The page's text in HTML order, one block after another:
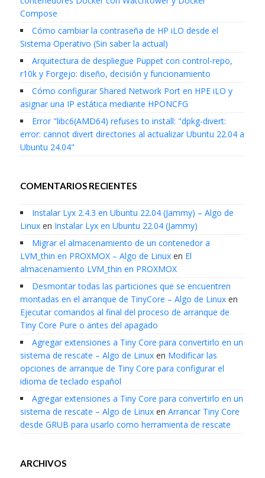
Compose
Cómo cambiar la contraseña de HP iLO desde el
Sistema Operativo (Sin saber la actual)
Arquitectura de despliegue Puppet con control-repo,
r10k y Forgejo: diseño, decisión y funcionamiento
Cómo configurar Shared Network Port en HPE iLO y
asignar una IP estática mediante HPONCFG
Error "libc6(AMD64) refuses to install: "dpkg-divert:
error: cannot divert directories al actualizar Ubuntu 22.04 a
Ubuntu 24.04"
COMENTARIOS RECIENTES
Instalar Lyx 2.4.3 en Ubuntu 22.04 (Jammy) – Algo de
Linuxen Instalar Lyx en Ubuntu 22.04 (Jammy)
Migrar el almacenamiento de un contenedor a
LVM_thin en PROXMOX – Algo de Linuxen El
almacenamiento LVM_thin en PROXMOX
Desmontar todas las particiones que se encuentren
montadas en el arranque de TinyCore – Algo de Linuxen
Ejecutar comandos al final del proceso de arranque de
Tiny Core Pure o antes del apagado
Agregar extensiones a Tiny Core para convertirlo en un
sistema de rescate – Algo de Linuxen Modificar las
opciones de arranque de Tiny Core para configurar el
idioma de teclado español
Agregar extensiones a Tiny Core para convertirlo en un
sistema de rescate – Algo de Linuxen Arrancar Tiny Core
desde GRUB para usarlo como herramienta de rescate
ARCHIVOS